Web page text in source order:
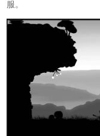
服。